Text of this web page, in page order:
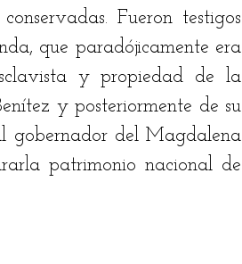
Fueron testigos
que paradójicamente era
y propiedad de la
y posteriormente de su
gobernador del Magdalena
patrimonio nacional de